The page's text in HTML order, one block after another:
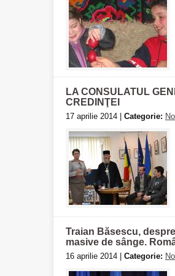
LA CONSULATUL
CREDINŢEI
17 aprilie 2014 | Categorie:
Traian Băsescu,
masive de sânge.
16 aprilie 2014 | Categorie: